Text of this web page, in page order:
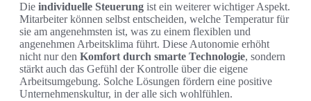
Die individuelle Steuerung ist ein weiterer wichtiger Aspekt.
Mitarbeiter können selbst entscheiden, welche Temperatur für
sie am angenehmsten ist, was zu einem flexiblen und
angenehmen Arbeitsklima führt. Diese Autonomie erhöht
nicht nur den Komfort durch smarte Technologie, sondern
stärkt auch das Gefühl der Kontrolle über die eigene
Arbeitsumgebung. Solche Lösungen fördern eine positive
Unternehmenskultur, in der alle sich wohlfühlen.